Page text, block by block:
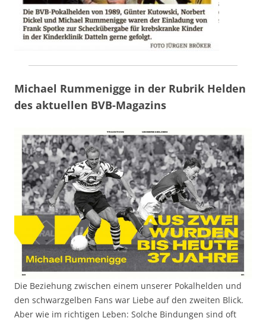
Michael Rummenigge in der Rubrik Helden
des aktuellen BVB-Magazins
Die Beziehung zwischen einem unserer Pokalhelden und
den schwarzgelben Fans war Liebe auf den zweiten Blick.
Aber wie im richtigen Leben: Solche Bindungen sind oft